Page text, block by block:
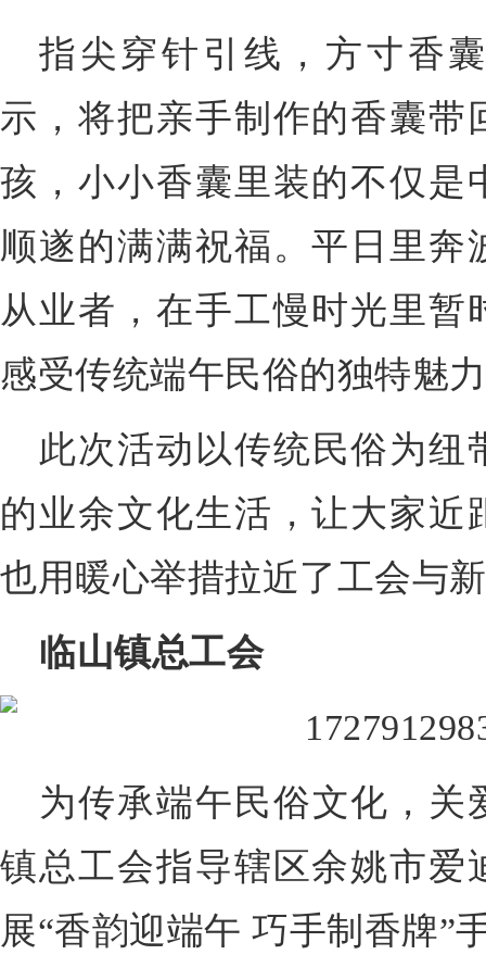
指尖穿针引线，方寸香
示，将把亲手制作的香囊带
孩，小小香囊里装的不仅是
顺遂的满满祝福。平日里奔
从业者，在手工慢时光里
感受传统端午民俗的独特魅
此次活动以传统民俗为纽
的业余文化生活，让大家近
也用暖心举措拉近了工会与
临山镇总工会
为传承端午民俗文化，关
镇总工会指导辖区余姚市爱
展“香韵迎端午 巧手制香牌”